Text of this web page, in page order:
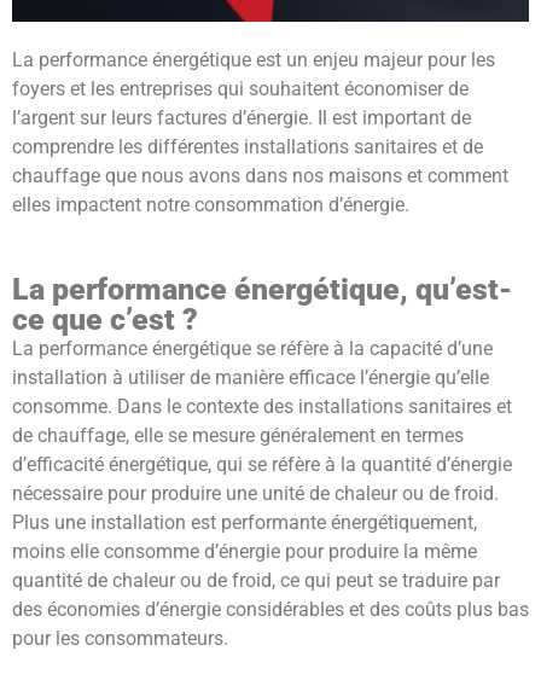
La performance énergétique est un enjeu majeur pour les
foyers et les entreprises qui souhaitent économiser de
l’argent sur leurs factures d’énergie. Il est important de
comprendre les différentes installations sanitaires et de
chauffage que nous avons dans nos maisons et comment
elles impactent notre consommation d’énergie.
La performance énergétique, qu’est-
ce que c’est ?
La performance énergétique se réfère à la capacité d’une
installation à utiliser de manière efficace l’énergie qu’elle
consomme. Dans le contexte des installations sanitaires et
de chauffage, elle se mesure généralement en termes
d’efficacité énergétique, qui se réfère à la quantité d’énergie
nécessaire pour produire une unité de chaleur ou de froid.
Plus une installation est performante énergétiquement,
moins elle consomme d’énergie pour produire la même
quantité de chaleur ou de froid, ce qui peut se traduire par
des économies d’énergie considérables et des coûts plus bas
pour les consommateurs.